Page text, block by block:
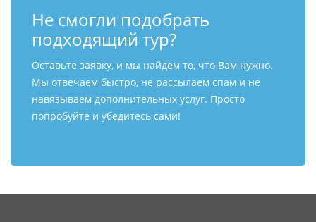
Не смогли подобрать
подходящий тур?
Оставьте заявку, и мы найдем то, что Вам нужно.
Мы отвечаем быстро, не рассылаем спам и не
навязываем дополнительных услуг. Просто
попробуйте и убедитесь сами!